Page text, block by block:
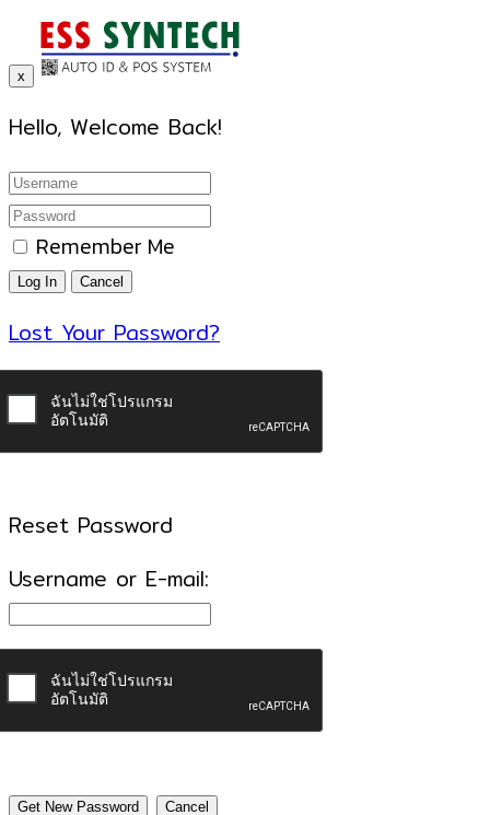
x
Hello, Welcome Back!
Remember Me
Lost Your Password?
Reset Password
Username or E-mail: